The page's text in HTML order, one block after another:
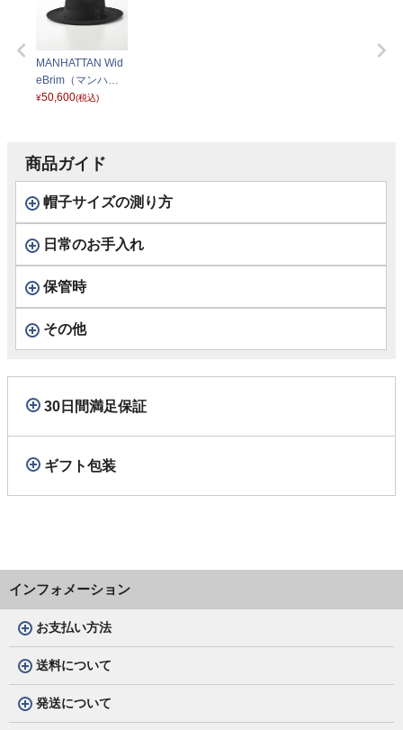
MANHATTAN Wid
eBrim（マンハッ
タン ワイドブリ
¥50,600(税込)
商品ガイド
帽子サイズの測り方
日常のお手入れ
保管時
その他
30日間満足保証
ギフト包装
インフォメーション
お支払い方法
送料について
発送について